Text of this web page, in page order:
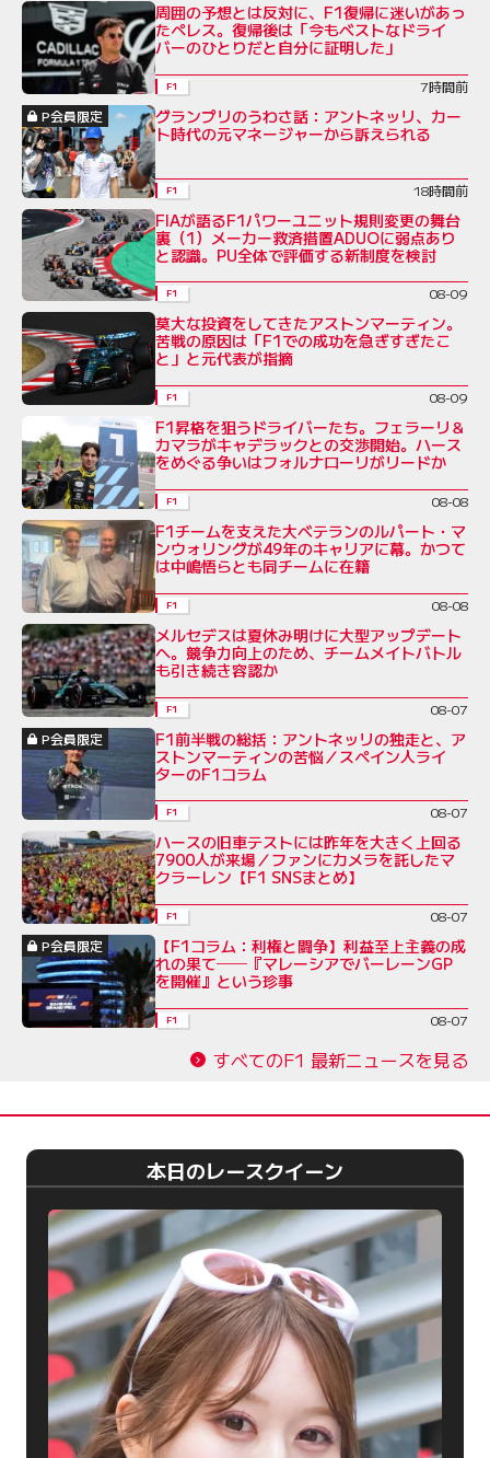
周囲の予想とは反対に、F1復帰に迷いがあっ
たペレス。復帰後は「今もベストなドライ
バーのひとりだと自分に証明した」
F1
7時間前
P会員限定
グランプリのうわさ話：アントネッリ、カー
ト時代の元マネージャーから訴えられる
F1 18時間前
FIAが語るF1パワーユニット規則変更の舞台
裏（1）メーカー救済措置ADUOに弱点あり
と認識。PU全体で評価する新制度を検討
F1 08-09
莫大な投資をしてきたアストンマーティン。
苦戦の原因は「F1での成功を急ぎすぎたこ
と」と元代表が指摘
F1 08-09
F1昇格を狙うドライバーたち。フェラーリ＆
カマラがキャデラックとの交渉開始。ハース
をめぐる争いはフォルナローリがリードか
F1 08-08
F1チームを支えた大ベテランのルパート・マ
ンウォリングが49年のキャリアに幕。かつて
は中嶋悟らとも同チームに在籍
F1 08-08
メルセデスは夏休み明けに大型アップデート
へ。競争力向上のため、チームメイトバトル
も引き続き容認か
F1
08-07
P会員限定
F1前半戦の総括：アントネッリの独走と、ア
ストンマーティンの苦悩／スペイン人ライ
ターのF1コラム
F1 08-07
ハースの旧車テストには昨年を大きく上回る
7900人が来場／ファンにカメラを託したマ
クラーレン【F1 SNSまとめ】
F1
08-07
P会員限定
【F1コラム：利権と闘争】利益至上主義の成
れの果て──『マレーシアでバーレーンGP
を開催』という珍事
F1 08-07
すべてのF1 最新ニュースを見る
本日のレースクイーン